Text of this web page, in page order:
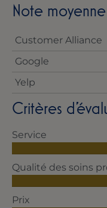
Note moyenne
Customer Alliance
Google
Yelp
Critères
Service
Qualité des soins
Prix